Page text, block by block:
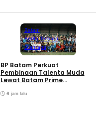
Batam
Berita Terbaru
Olahraga
BP Batam Perkuat
Pembinaan Talenta Muda
Lewat Batam Prime
Football sebagai Festival
6 jam lalu